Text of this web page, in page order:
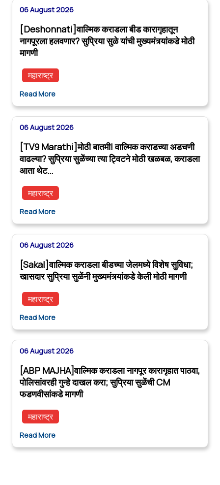
06 August 2026
[Deshonnati]वाल्मिक कराडला बीड कारागृहातून
नागपूरला हलवणार? सुप्रिया सुळे यांची मुख्यमंत्र्यांकडे मोठी
मागणी
महाराष्ट्र
Read More
06 August 2026
[TV9 Marathi]मोठी बातमी! वाल्मिक कराडच्या अडचणी
वाढल्या? सुप्रिया सुळेंच्या त्या ट्विटने मोठी खळबळ, कराडला
आता थेट…
महाराष्ट्र
Read More
06 August 2026
[Sakal]वाल्मिक कराडला बीडच्या जेलमध्ये विशेष सुविधा;
खासदार सुप्रिया सुळेंनी मुख्यमंत्र्यांकडे केली मोठी मागणी
महाराष्ट्र
Read More
06 August 2026
[ABP MAJHA]वाल्मिक कराडला नागपूर कारागृहात पाठवा,
पोलिसांवरही गुन्हे दाखल करा; सुप्रिया सुळेंची CM
फडणवीसांकडे मागणी
महाराष्ट्र
Read More